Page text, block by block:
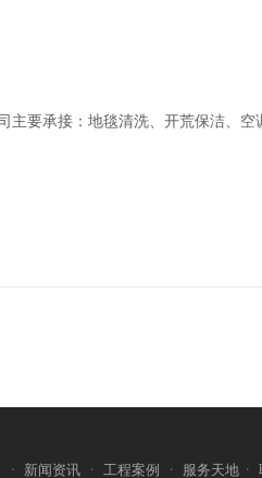
主要承接：地毯清洗、开荒保洁、
· 新闻资讯 · 工程案例 · 服务天地 ·